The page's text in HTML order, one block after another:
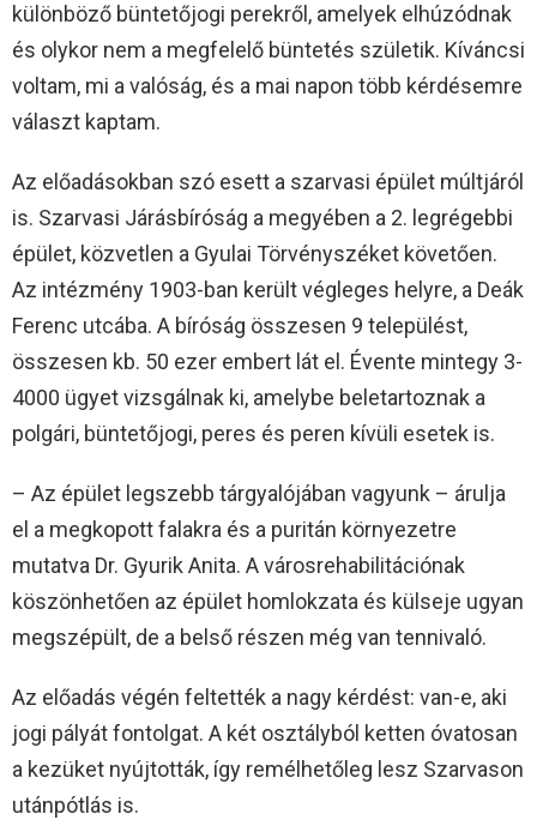
különböző büntetőjogi perekről, amelyek elhúzódnak
és olykor nem a megfelelő büntetés születik. Kíváncsi
voltam, mi a valóság, és a mai napon több kérdésemre
választ kaptam.
Az előadásokban szó esett a szarvasi épület múltjáról
is. Szarvasi Járásbíróság a megyében a 2. legrégebbi
épület, közvetlen a Gyulai Törvényszéket követően.
Az intézmény 1903-ban került végleges helyre, a Deák
Ferenc utcába. A bíróság összesen 9 települést,
összesen kb. 50 ezer embert lát el. Évente mintegy 3-
4000 ügyet vizsgálnak ki, amelybe beletartoznak a
polgári, büntetőjogi, peres és peren kívüli esetek is.
– Az épület legszebb tárgyalójában vagyunk – árulja
el a megkopott falakra és a puritán környezetre
mutatva Dr. Gyurik Anita. A városrehabilitációnak
köszönhetően az épület homlokzata és külseje ugyan
megszépült, de a belső részen még van tennivaló.
Az előadás végén feltették a nagy kérdést: van-e, aki
jogi pályát fontolgat. A két osztályból ketten óvatosan
a kezüket nyújtották, így remélhetőleg lesz Szarvason
utánpótlás is.